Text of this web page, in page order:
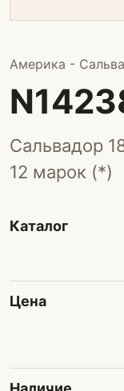
Америка -
Сальвадор
12 марок (*)
Каталог
Цена